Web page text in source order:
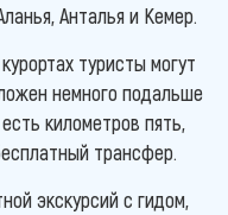
Анталья и Кемер.
туристы могут
немного подальше
километров пять,
трансфер.
экскурсий с гидом,